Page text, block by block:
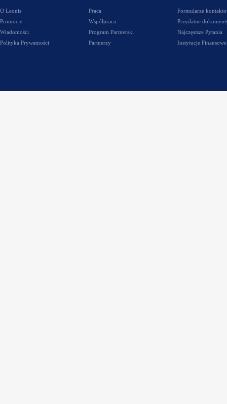
O Leonis
Promocje
Wiadomości
Polityka Prywatności
Praca
Współpraca
Program Partnerski
Partnerzy
Formularze
Przydatne
Najczęstsze Pytania
Instytucje Finansowe